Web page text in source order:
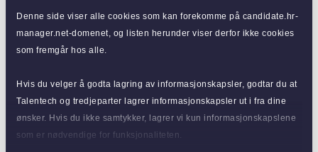
Denne side viser alle cookies som kan forekomme på candidate.hr-
manager.net-domenet, og listen herunder viser derfor ikke cookies
som fremgår hos alle.
Hvis du velger å godta lagring av informasjonskapsler, godtar du at
Talentech og tredjeparter lagrer informasjonskapsler ut i fra dine
ønsker. Hvis du ikke samtykker, lagrer vi kun informasjonskapslene
som er nødvendige for funksjonaliteten.